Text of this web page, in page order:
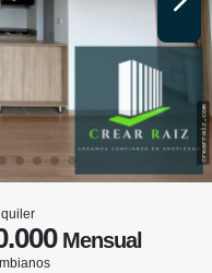
Mensual